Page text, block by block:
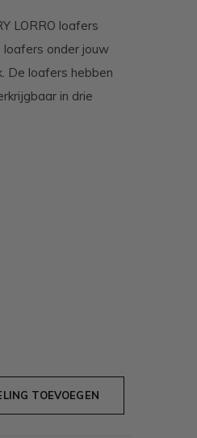
LORRO loafers
loafers onder jouw
De loafers hebben
in drie
TOEVOEGEN